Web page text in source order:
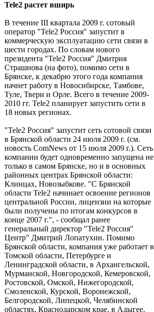
Tele2 растет вширь
В течение III квартала 2009 г. сотовый
оператор "Tele2 Россия" запустит в
коммерческую эксплуатацию сети связи в
шести городах. По словам нового
президента "Tele2 Россия" Дмитрия
Страшнова (на фото), помимо сети в
Брянске, к декабрю этого года компания
начнет работу в Новосибирске, Тамбове,
Туле, Твери и Орле. Всего в течение 2009-
2010 гг. Tele2 планирует запустить сети в
18 новых регионах.
"Tele2 Россия" запустит сеть сотовой связи
в Брянской области 24 июля 2009 г. (см.
новость ComNews от 15 июля 2009 г.). Сеть
компании будет одновременно запущена не
только в самом Брянске, но и в основных
районных центрах Брянской области:
Клинцах, Новозыбкове. "С Брянской
области Tele2 начинает освоение регионов
центральной России, лицензии на которые
были получены по итогам конкурсов в
конце 2007 г.", - сообщал ранее
генеральный директор "Tele2 Россия"
Центр" Дмитрий Лопатухин. Помимо
Брянской области, компания уже работает в
Томской области, Петербурге и
Ленинградской области, в Архангельской,
Мурманской, Новгородской, Кемеровской,
Ростовской, Омской, Нижегородской,
Смоленской, Курской, Воронежской,
Белгородской, Липецкой, Челябинской
областях, Краснодарском крае, в Адыгее,